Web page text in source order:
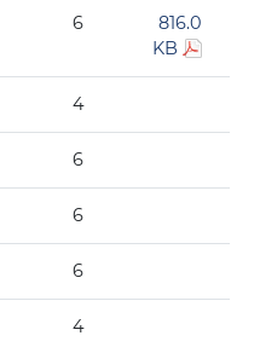
6
816.0
KB
4
6
6
6
4